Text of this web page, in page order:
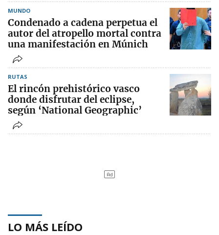
MUNDO
Condenado a cadena perpetua el
autor del atropello mortal contra
una manifestación en Múnich
RUTAS
El rincón prehistórico vasco
donde disfrutar del eclipse,
según ‘National Geographic’
LO MÁS LEÍDO